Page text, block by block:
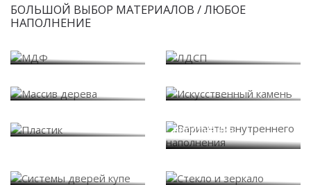
БОЛЬШОЙ ВЫБОР МАТЕРИАЛОВ / ЛЮБОЕ
НАПОЛНЕНИЕ
наполнения